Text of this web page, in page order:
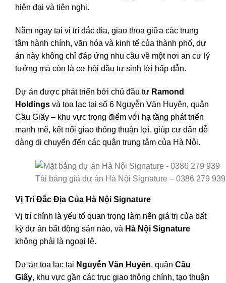
hiện đại và tiện nghi.
Nằm ngay tại vị trí đắc địa, giao thoa giữa các trung
tâm hành chính, văn hóa và kinh tế của thành phố, dự
án này không chỉ đáp ứng nhu cầu về một nơi an cư lý
tưởng mà còn là cơ hội đầu tư sinh lời hấp dẫn.
Dự án được phát triển bởi chủ đầu tư Ramond
Holdings và tọa lạc tại số 6 Nguyễn Văn Huyên, quận
Cầu Giấy – khu vực trọng điểm với hạ tầng phát triển
mạnh mẽ, kết nối giao thông thuận lợi, giúp cư dân dễ
dàng di chuyển đến các quận trung tâm của Hà Nội.
Tải bảng giá dự án Hà Nội Signature – 0386 279 939
Vị Trí Đắc Địa Của Hà Nội Signature
Vị trí chính là yếu tố quan trọng làm nên giá trị của bất
kỳ dự án bất động sản nào, và Hà Nội Signature
không phải là ngoại lệ.
Dự án tọa lạc tại Nguyễn Văn Huyên, quận Cầu
Giấy, khu vực gần các trục giao thông chính, tạo thuận